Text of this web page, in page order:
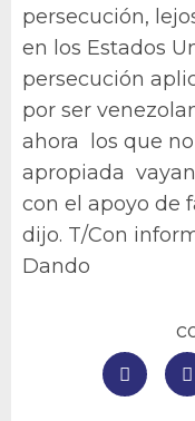
persecución,
en los Estados
persecución
por ser
ahora los que
apropiada
con el apoyo de
dijo. T/Con
Dando